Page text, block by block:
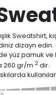
Sweatshirt,
dizayn edin.
yüz pamuk
260 gr/m 2 dir.